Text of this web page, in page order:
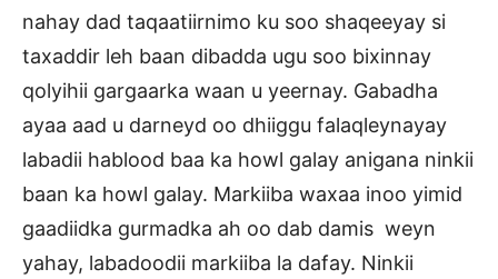
nahay dad taqaatiirnimo ku soo shaqeeyay si
taxaddir leh baan dibadda ugu soo bixinnay
qolyihii gargaarka waan u yeernay. Gabadha
ayaa aad u darneyd oo dhiiggu falaqleynayay
labadii hablood baa ka howl galay anigana ninkii
baan ka howl galay. Markiiba waxaa inoo yimid
gaadiidka gurmadka ah oo dab damis weyn
yahay, labadoodii markiiba la dafay. Ninkii